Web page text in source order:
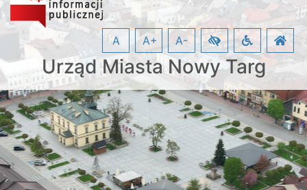
Urząd Miasta Nowy Targ
A A+ A-